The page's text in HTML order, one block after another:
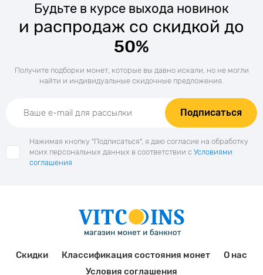
Будьте в курсе выхода новинок
и распродаж со скидкой до
50%
Получите подборки монет, которые вы давно искали, но не могли
найти и индивидуальные скидочные предложения.
Подписаться
Нажимая кнопку "Подписаться", я даю согласие на обработку
моих персональных данных в соответствии с Условиями
соглашения
Скидки Классификация состояния монет
О нас
Условия соглашения